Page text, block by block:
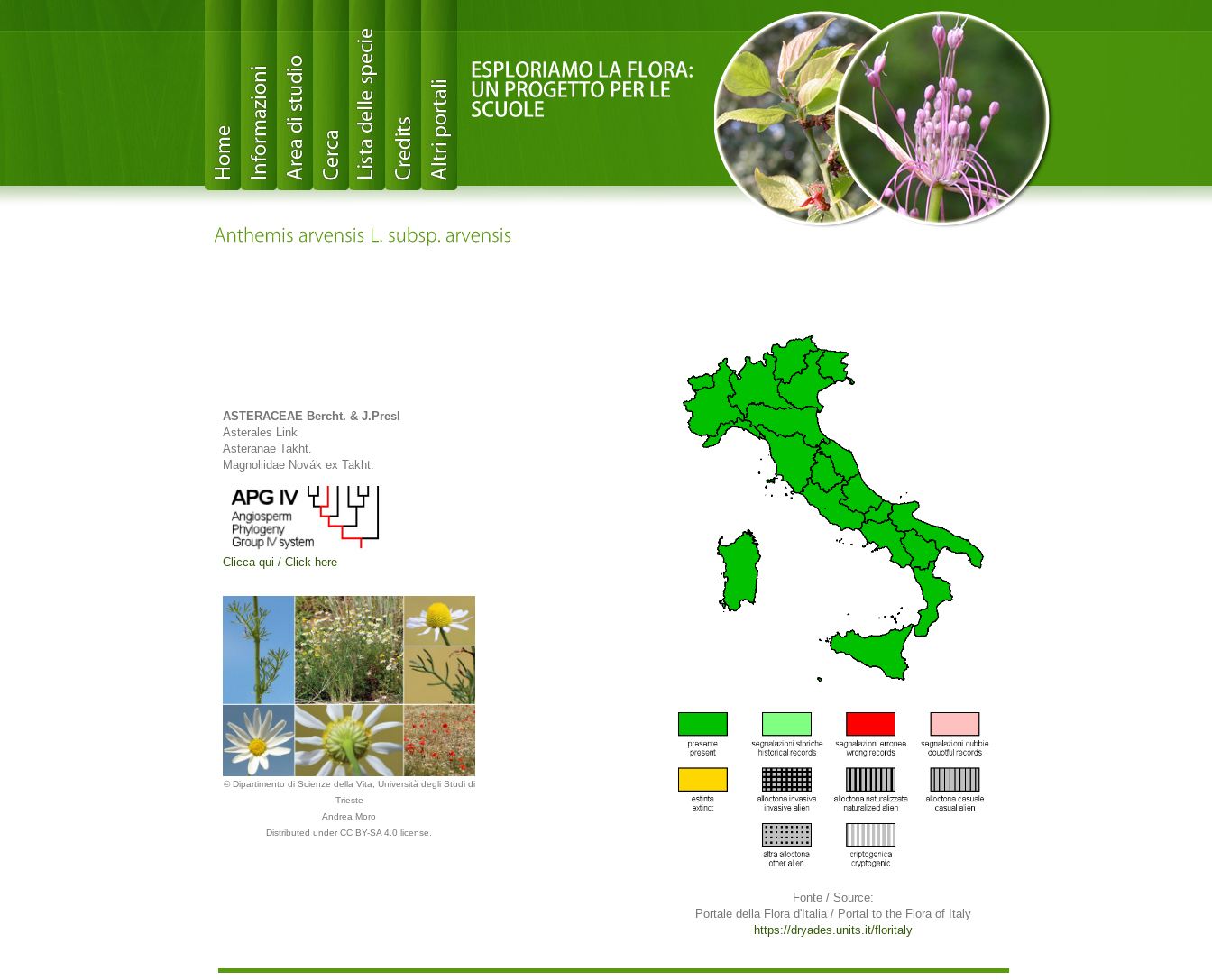
ASTERACEAE Bercht. & J.Presl
Asterales Link
Asteranae Takht.
Magnoliidae Novák ex Takht.
Clicca qui / Click here
© Dipartimento di Scienze della Vita, Università degli Studi di
Trieste
Andrea Moro
Distributed under CC BY-SA 4.0 license.
Fonte / Source:
Portale della Flora d'Italia / Portal to the Flora of Italy
https://dryades.units.it/floritaly